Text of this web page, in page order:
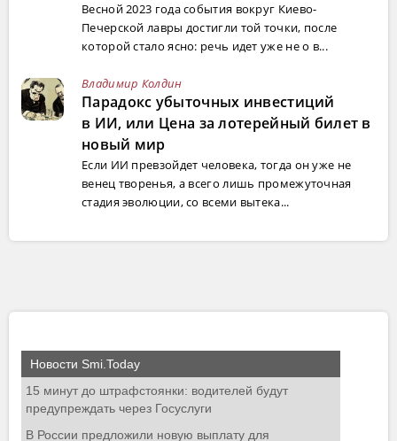
Весной 2023 года события вокруг Киево-
Печерской лавры достигли той точки, после
которой стало ясно: речь идет уже не о в...
Владимир Колдин
Парадокс убыточных инвестиций
в ИИ, или Цена за лотерейный билет в
новый мир
Если ИИ превзойдет человека, тогда он уже не
венец творенья, а всего лишь промежуточная
стадия эволюции, со всеми вытека...